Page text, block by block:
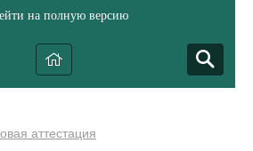
на полную версию
аттестация